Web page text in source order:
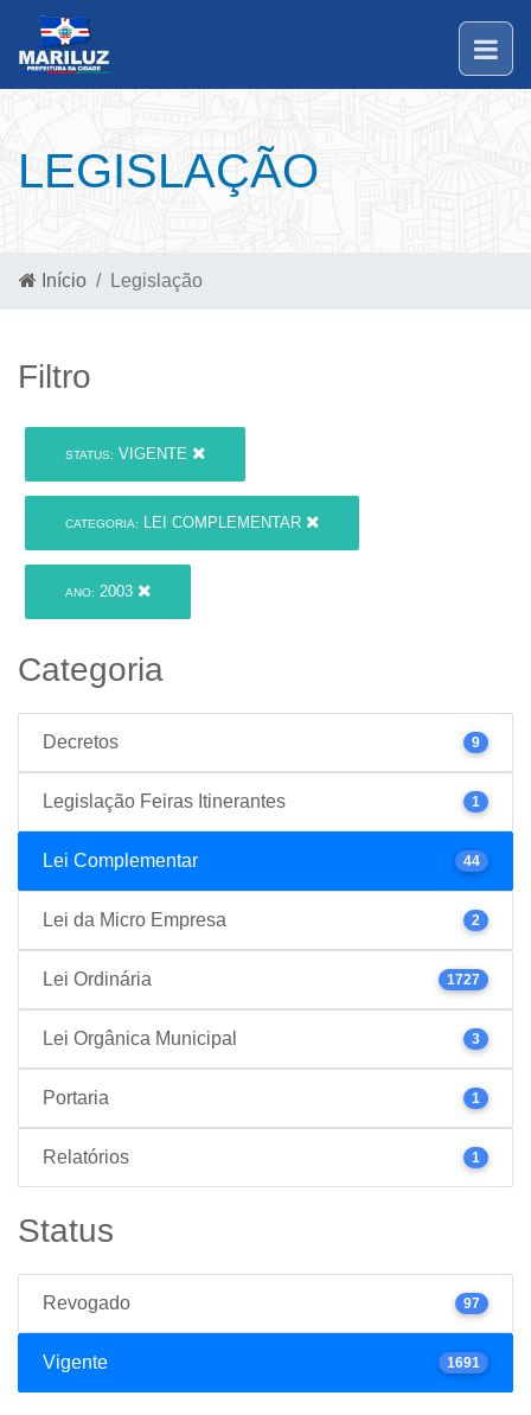
LEGISLAÇÃO
Início Legislação
Filtro
STATUS: VIGENTE
CATEGORIA: LEI COMPLEMENTAR
ANO: 2003
Categoria
Decretos 9
Legislação Feiras Itinerantes 1
Lei Complementar 44
Lei da Micro Empresa 2
Lei Ordinária 1727
Lei Orgânica Municipal 3
Portaria 1
Relatórios 1
Status
Revogado 97
Vigente 1691